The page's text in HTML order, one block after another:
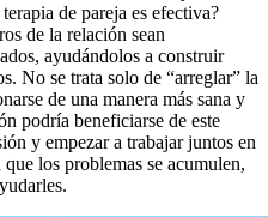
de pareja es efectiva?
de la relación sean
ayudándolos a construir
No se trata solo de “arreglar” la
de una manera más sana y
podría beneficiarse de este
y empezar a trabajar juntos en
los problemas se acumulen,